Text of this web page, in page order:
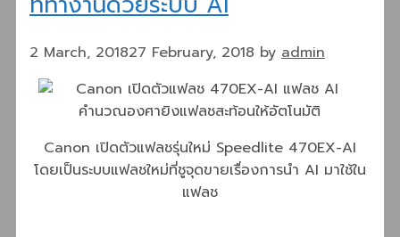
2 March, 201827 February, 2018 by admin
Canon เปิดตัวแฟลชรุ่นใหม่ Speedlite 470EX-AI
โดยเป็นระบบแฟลชใหม่ที่ชูจุดขายเรื่องการนำ AI มาใช้ใน
แฟลช